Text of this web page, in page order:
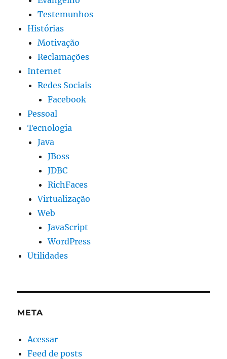
Testemunhos
Histórias
Motivação
Reclamações
Internet
Redes Sociais
Facebook
Pessoal
Tecnologia
Java
JBoss
JDBC
RichFaces
Virtualização
Web
JavaScript
WordPress
Utilidades
META
Acessar
Feed de posts